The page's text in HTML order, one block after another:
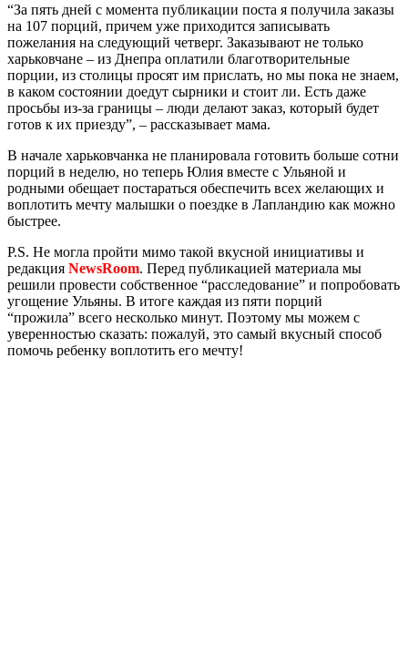
“За пять дней с момента публикации поста я получила заказы
на 107 порций, причем уже приходится записывать
пожелания на следующий четверг. Заказывают не только
харьковчане – из Днепра оплатили благотворительные
порции, из столицы просят им прислать, но мы пока не знаем,
в каком состоянии доедут сырники и стоит ли. Есть даже
просьбы из-за границы – люди делают заказ, который будет
готов к их приезду”, – рассказывает мама.
В начале харьковчанка не планировала готовить больше сотни
порций в неделю, но теперь Юлия вместе с Ульяной и
родными обещает постараться обеспечить всех желающих и
воплотить мечту малышки о поездке в Лапландию как можно
быстрее.
P.S. Не могла пройти мимо такой вкусной инициативы и
редакция NewsRoom. Перед публикацией материала мы
решили провести собственное “расследование” и попробовать
угощение Ульяны. В итоге каждая из пяти порций
“прожила” всего несколько минут. Поэтому мы можем с
уверенностью сказать: пожалуй, это самый вкусный способ
помочь ребенку воплотить его мечту!